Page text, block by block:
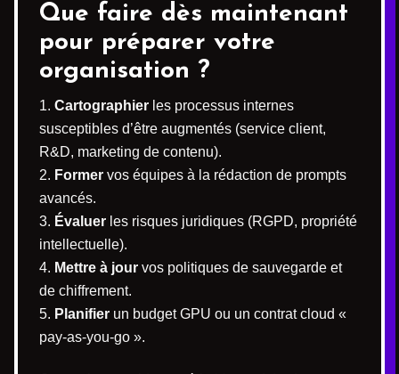
Que faire dès maintenant
pour préparer votre
organisation ?
Cartographier les processus internes
susceptibles d’être augmentés (service client,
R&D, marketing de contenu).
Former vos équipes à la rédaction de prompts
avancés.
Évaluer les risques juridiques (RGPD, propriété
intellectuelle).
Mettre à jour vos politiques de sauvegarde et
de chiffrement.
Planifier un budget GPU ou un contrat cloud «
pay-as-you-go ».